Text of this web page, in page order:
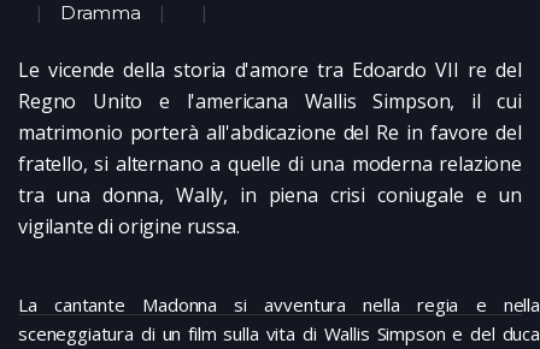
Dramma
Le vicende della storia d'amore tra Edoardo VII re del
Regno Unito e l'americana Wallis Simpson, il cui
matrimonio porterà all'abdicazione del Re in favore del
fratello, si alternano a quelle di una moderna relazione
tra una donna, Wally, in piena crisi coniugale e un
vigilante di origine russa.
La cantante Madonna si avventura nella regia e nella
sceneggiatura di un film sulla vita di Wallis Simpson e del duca